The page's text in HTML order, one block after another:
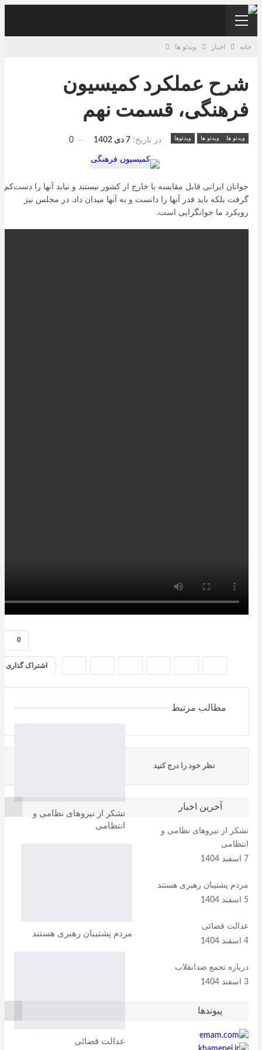
خانه اخبار ویدئو ها
شرح عملکرد کمیسیون
فرهنگی، قسمت نهم
ویدئو ها ویدئو ها ویدئوها در تاریخ: 7 دی 1402
جوانان ایرانی قابل مقایسه با خارج از کشور نیستند و نباید آنها را دست‌کم
گرفت بلکه باید قدر آنها را دانست و به آنها میدان داد. در مجلس نیز
رویکرد ما جوانگرایی است.
0
اشتراک گذاری
مطالب مرتبط
تشکر از نیروهای نظامی و
انتظامی
مردم پشتیبان رهبری هستند
عدالت قضائی
نظر خود را درج کنید
آخرین اخبار
تشکر از نیروهای نظامی و
انتظامی
7 اسفند 1404
مردم پشتیبان رهبری هستند
5 اسفند 1404
عدالت قضائی
4 اسفند 1404
درباره تجمع ضدانقلاب
3 اسفند 1404
پیوندها